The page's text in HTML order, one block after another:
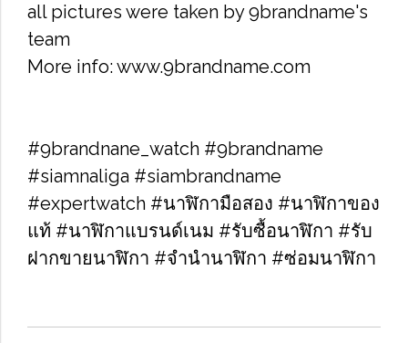
all pictures were taken by 9brandname's
team
More info: www.9brandname.com
#9brandnane_watch #9brandname
#siamnaliga #siambrandname
#expertwatch #นาฬิกามือสอง #นาฬิกาของ
แท้ #นาฬิกาแบรนด์เนม #รับซื้อนาฬิกา​ #รับ
ฝากขายนาฬิกา #จำนำนาฬิกา #ซ่อมนาฬิกา